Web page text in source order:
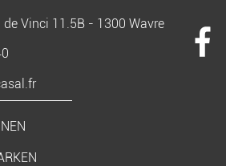
de Vinci 11.5B - 1300 Wavre